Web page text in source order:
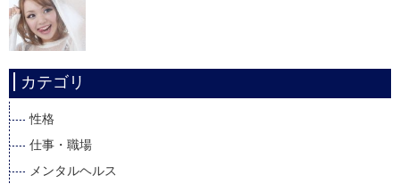
カテゴリ
性格
仕事・職場
メンタルヘルス